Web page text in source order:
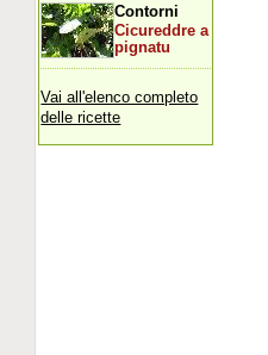
Contorni
Cicureddre a
pignatu
Vai all'elenco completo
delle ricette